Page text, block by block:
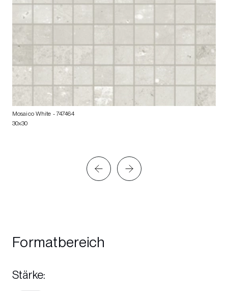
Mosaico White - 747464
30x30
Formatbereich
Stärke: